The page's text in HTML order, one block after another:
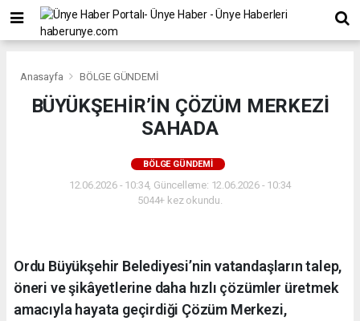
Anasayfa BÖLGE GÜNDEMİ
BÜYÜKŞEHİR’İN ÇÖZÜM MERKEZİ
SAHADA
BÖLGE GÜNDEMİ
12.06.2026 - 10:34, Güncelleme: 12.06.2026 - 10:34
5044+ kez okundu.
Ordu Büyükşehir Belediyesi’nin vatandaşların talep,
öneri ve şikâyetlerine daha hızlı çözümler üretmek
amacıyla hayata geçirdiği Çözüm Merkezi,